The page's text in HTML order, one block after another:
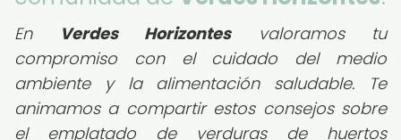
En Verdes Horizontesvaloramos tu
compromiso con el cuidado del medio
ambiente y la alimentación saludable. Te
animamos a compartir estos consejos sobre
el emplatado de verduras de huertos